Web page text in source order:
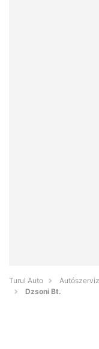
Turul Auto
Dzsoni Bt.